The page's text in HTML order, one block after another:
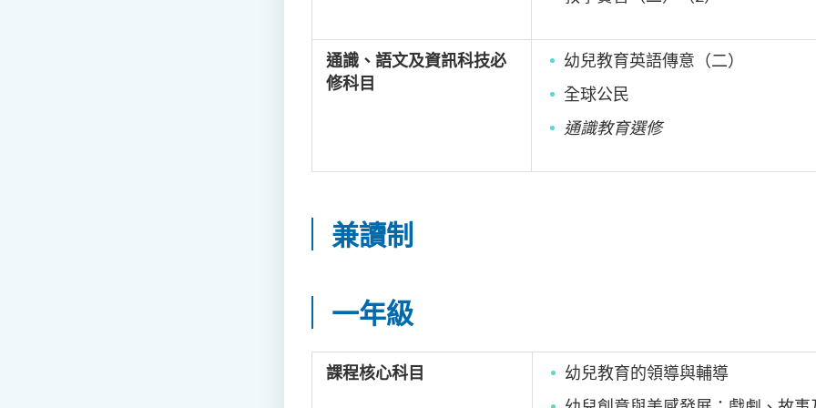
通識、語文及資訊科技必
修科目
幼兒教育英語傳意（二）
全球公民
通識教育選修
兼讀制
一年級
課程核心科目
幼兒教育的領導與輔導